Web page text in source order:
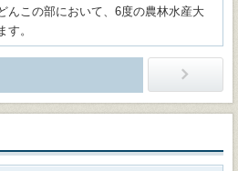
んこの部において、6度の農林水産大
す。